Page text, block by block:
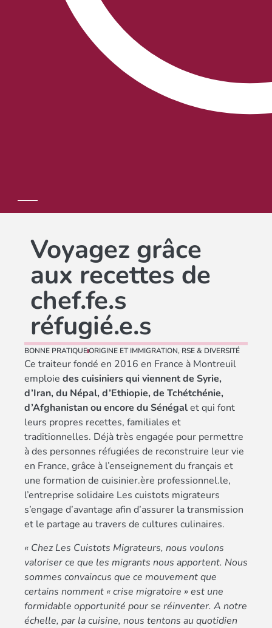
Voyagez grâce
aux recettes de
chef.fe.s
réfugié.e.s
BONNE PRATIQUEORIGINE ET IMMIGRATION, RSE & DIVERSITÉ
Ce traiteur fondé en 2016 en France à Montreuil
emploie des cuisiniers qui viennent de Syrie,
d’Iran, du Népal, d’Ethiopie, de Tchétchénie,
d’Afghanistan ou encore du Sénégalet qui font
leurs propres recettes, familiales et
traditionnelles. Déjà très engagée pour permettre
à des personnes réfugiées de reconstruire leur vie
en France, grâce à l’enseignement du français et
une formation de cuisinier.ère professionnel.le,
l’entreprise solidaire Les cuistots migrateurs
s’engage d’avantage afin d’assurer la transmission
et le partage au travers de cultures culinaires.
« Chez Les Cuistots Migrateurs, nous voulons
valoriser ce que les migrants nous apportent. Nous
sommes convaincus que ce mouvement que
certains nomment « crise migratoire » est une
formidable opportunité pour se réinventer. A notre
échelle, par la cuisine, nous tentons au quotidien